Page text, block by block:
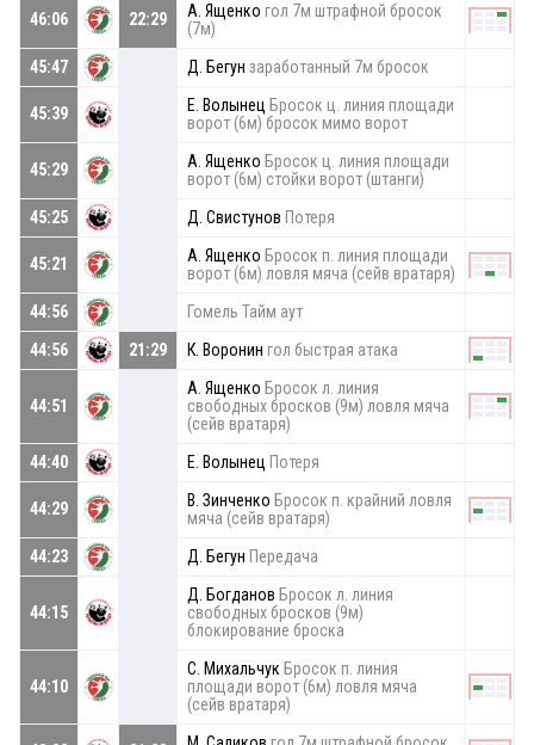
46:06 22:29 А. Ященко гол 7м штрафной бросок
(7м)
45:47
Д. Бегун заработанный 7м бросок
45:39 Е. Волынец Бросок ц. линия площади
ворот (6м) бросок мимо ворот
45:29 А. Ященко Бросок ц. линия площади
ворот (6м) стойки ворот (штанги)
45:25
Д. Свистунов Потеря
45:21 А. Ященко Бросок п. линия площади
ворот (6м) ловля мяча (сейв вратаря)
44:56
Гомель Тайм аут
44:56
21:29 К. Воронин гол быстрая атака
44:51
А. Ященко Бросок л. линия
свободных бросков (9м) ловля мяча
(сейв вратаря)
44:40
Е. Волынец Потеря
44:29 В. Зинченко Бросок п. крайний ловля
мяча (сейв вратаря)
44:23
Д. Бегун Передача
44:15
Д. Богданов Бросок л. линия
свободных бросков (9м)
блокирование броска
44:10
С. Михальчук Бросок п. линия
площади ворот (6м) ловля мяча
(сейв вратаря)